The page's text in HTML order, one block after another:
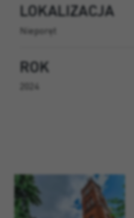
LOKALIZACJA
Nieporęt
ROK
2024